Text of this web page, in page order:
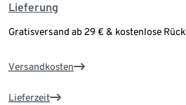
Lieferung
Gratisversand ab 29 € & kostenlose
Versandkosten
Lieferzeit